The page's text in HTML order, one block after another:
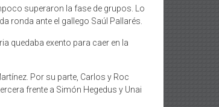
superaron la fase de grupos. Lo
ronda ante el gallego Saúl Pallarés.
quedaba exento para caer en la
Por su parte, Carlos y Roc
frente a Simón Hegedus y Unai